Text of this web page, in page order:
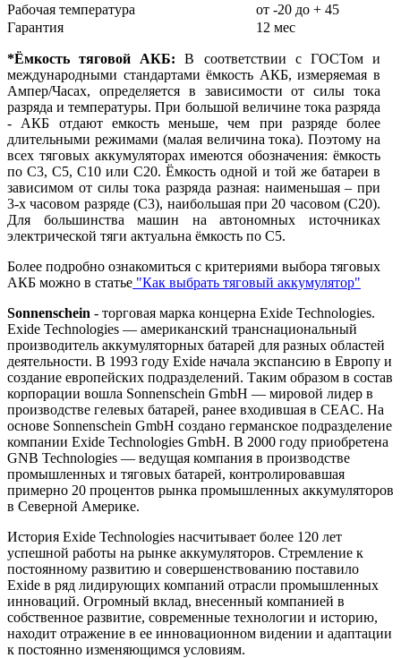
Рабочая температура
от -20 до + 45
Гарантия
12 мес
*Ёмкость тяговой АКБ:В соответствии с ГОСТом и
международными стандартами ёмкость АКБ, измеряемая в
Ампер/Часах, определяется в зависимости от силы тока
разряда и температуры. При большой величине тока разряда
- АКБ отдают емкость меньше, чем при разряде более
длительными режимами (малая величина тока). Поэтому на
всех тяговых аккумуляторах имеются обозначения: ёмкость
по С3, С5, С10 или С20. Ёмкость одной и той же батареи в
зависимом от силы тока разряда разная: наименьшая – при
3-х часовом разряде (С3), наибольшая при 20 часовом (С20).
Для большинства машин на автономных источниках
электрической тяги актуальна ёмкость по С5.
Более подробно ознакомиться с критериями выбора тяговых
АКБ можно в статье "Как выбрать тяговый аккумулятор"
Sonnenschein - торговая марка концерна Exide Technologies.
Exide Technologies — американский транснациональный
производитель аккумуляторных батарей для разных областей
деятельности. В 1993 году Exide начала экспансию в Европу и
создание европейских подразделений. Таким образом в состав
корпорации вошла Sonnenschein GmbH — мировой лидер в
производстве гелевых батарей, ранее входившая в CEAC. На
основе Sonnenschein GmbH создано германское подразделение
компании Exide Technologies GmbH. В 2000 году приобретена
GNB Technologies — ведущая компания в производстве
промышленных и тяговых батарей, контролировавшая
примерно 20 процентов рынка промышленных аккумуляторов
в Северной Америке.
История Exide Technologies насчитывает более 120 лет
успешной работы на рынке аккумуляторов. Стремление к
постоянному развитию и совершенствованию поставило
Exide в ряд лидирующих компаний отрасли промышленных
инноваций. Огромный вклад, внесенный компанией в
собственное развитие, современные технологии и историю,
находит отражение в ее инновационном видении и адаптации
к постоянно изменяющимся условиям.